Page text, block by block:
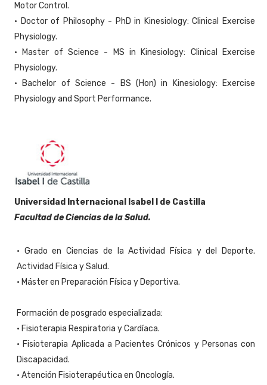
Motor Control.
• Doctor of Philosophy - PhD in Kinesiology: Clinical Exercise
Physiology.
• Master of Science - MS in Kinesiology: Clinical Exercise
Physiology.
• Bachelor of Science - BS (Hon) in Kinesiology: Exercise
Physiology and Sport Performance.
Universidad Internacional Isabel I de Castilla
Facultad de Ciencias de la Salud.
• Grado en Ciencias de la Actividad Física y del Deporte.
Actividad Física y Salud.
• Máster en Preparación Física y Deportiva.
Formación de posgrado especializada:
• Fisioterapia Respiratoria y Cardíaca.
• Fisioterapia Aplicada a Pacientes Crónicos y Personas con
Discapacidad.
• Atención Fisioterapéutica en Oncología.